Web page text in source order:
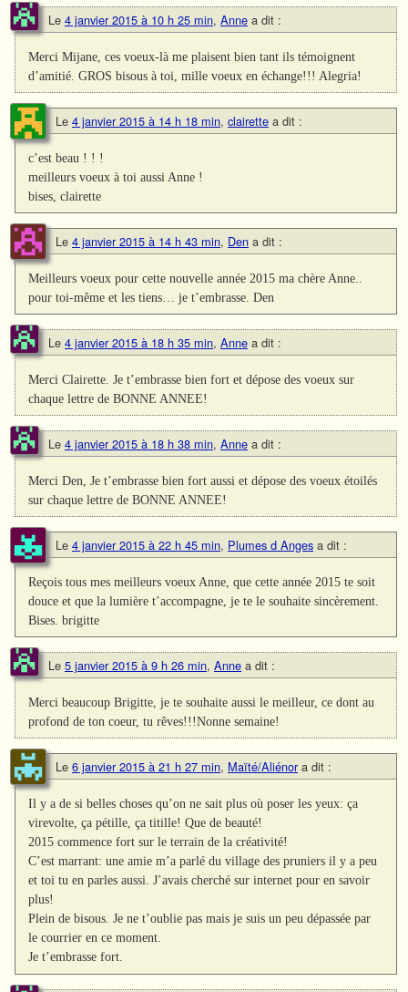
Le 4 janvier 2015 à 10 h 25 min, Anne a dit :
Merci Mijane, ces voeux-là me plaisent bien tant ils témoignent
d’amitié. GROS bisous à toi, mille voeux en échange!!! Alegria!
Le 4 janvier 2015 à 14 h 18 min, clairette a dit :
c’est beau ! ! !
meilleurs voeux à toi aussi Anne !
bises, clairette
Le 4 janvier 2015 à 14 h 43 min, Den a dit :
Meilleurs voeux pour cette nouvelle année 2015 ma chère Anne..
pour toi-même et les tiens… je t’embrasse. Den
Le 4 janvier 2015 à 18 h 35 min, Anne a dit :
Merci Clairette. Je t’embrasse bien fort et dépose des voeux sur
chaque lettre de BONNE ANNEE!
Le 4 janvier 2015 à 18 h 38 min, Anne a dit :
Merci Den, Je t’embrasse bien fort aussi et dépose des voeux étoilés
sur chaque lettre de BONNE ANNEE!
Le 4 janvier 2015 à 22 h 45 min, Plumes d Anges a dit :
Reçois tous mes meilleurs voeux Anne, que cette année 2015 te soit
douce et que la lumière t’accompagne, je te le souhaite sincèrement.
Bises. brigitte
Le 5 janvier 2015 à 9 h 26 min, Anne a dit :
Merci beaucoup Brigitte, je te souhaite aussi le meilleur, ce dont au
profond de ton coeur, tu rêves!!!Nonne semaine!
Le 6 janvier 2015 à 21 h 27 min, Maïté/Aliénor a dit :
Il y a de si belles choses qu’on ne sait plus où poser les yeux: ça
virevolte, ça pétille, ça titille! Que de beauté!
2015 commence fort sur le terrain de la créativité!
C’est marrant: une amie m’a parlé du village des pruniers il y a peu
et toi tu en parles aussi. J’avais cherché sur internet pour en savoir
plus!
Plein de bisous. Je ne t’oublie pas mais je suis un peu dépassée par
le courrier en ce moment.
Je t’embrasse fort.